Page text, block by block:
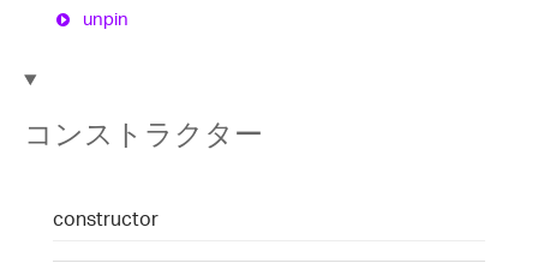
unpin
コンストラクター
constructor